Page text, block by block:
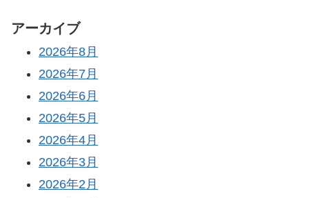
アーカイブ
2026年8月
2026年7月
2026年6月
2026年5月
2026年4月
2026年3月
2026年2月